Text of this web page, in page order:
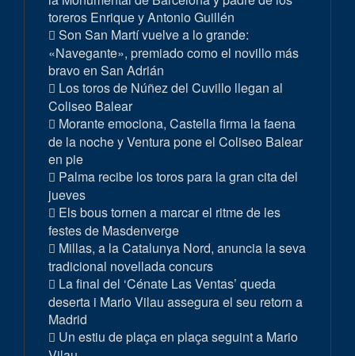
toreros Enrique y Antonio Guillén
Son San Martí vuelve a lo grande:
«Navegante», premiado como el novillo más
bravo en San Adrián
Los toros de Núñez del Cuvillo llegan al
Coliseo Balear
Morante emociona, Castella firma la faena
de la noche y Ventura pone el Coliseo Balear
en pie
Palma recibe los toros para la gran cita del
jueves
Els bous tornen a marcar el ritme de les
festes de Masdenverge
Millas, a la Catalunya Nord, anuncia la seva
tradicional novellada concurs
La final del ‘Cénate Las Ventas’ queda
deserta i Mario Vilau assegura el seu retorn a
Madrid
Un estiu de plaça en plaça seguint a Mario